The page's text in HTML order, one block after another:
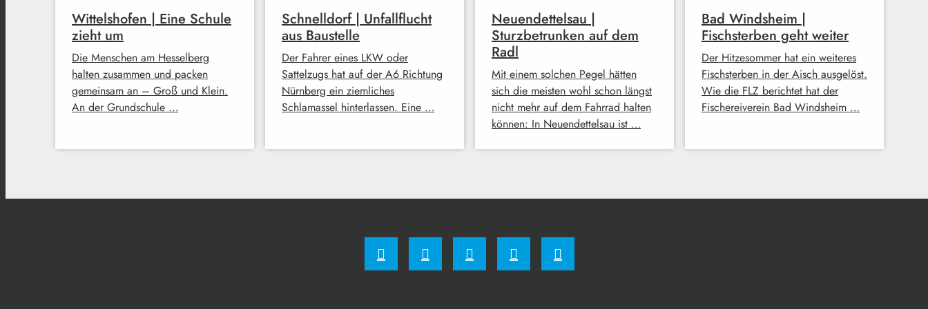
Wittelshofen | Eine Schule
zieht um
Die Menschen am Hesselberg
halten zusammen und packen
gemeinsam an – Groß und Klein.
An der Grundschule …
Schnelldorf | Unfallflucht
aus Baustelle
Der Fahrer eines LKW oder
Sattelzugs hat auf der A6 Richtung
Nürnberg ein ziemliches
Schlamassel hinterlassen. Eine …
Neuendettelsau |
Sturzbetrunken auf dem
Radl
Mit einem solchen Pegel hätten
sich die meisten wohl schon längst
nicht mehr auf dem Fahrrad halten
können: In Neuendettelsau ist …
Bad Windsheim |
Fischsterben geht weiter
Der Hitzesommer hat ein weiteres
Fischsterben in der Aisch ausgelöst.
Wie die FLZ berichtet hat der
Fischereiverein Bad Windsheim …